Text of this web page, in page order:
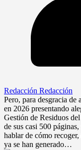
Redacción Redacción
Pero, para desgracia de
en 2026 presentando
Gestión de Residuos
de sus casi 500
hablar de cómo
ya se han generado…